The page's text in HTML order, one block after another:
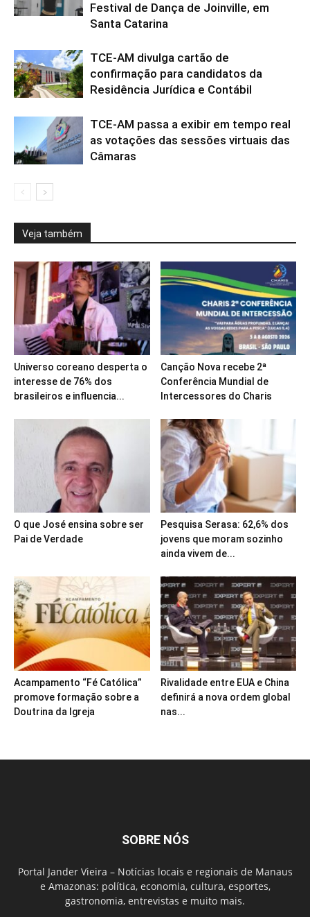
Festival de Dança de Joinville, em
Santa Catarina
TCE-AM divulga cartão de
confirmação para candidatos da
Residência Jurídica e Contábil
TCE-AM passa a exibir em tempo real
as votações das sessões virtuais das
Câmaras
Veja também
Universo coreano desperta o
interesse de 76% dos
brasileiros e influencia...
Canção Nova recebe 2ª
Conferência Mundial de
Intercessores do Charis
O que José ensina sobre ser
Pai de Verdade
Pesquisa Serasa: 62,6% dos
jovens que moram sozinho
ainda vivem de...
Acampamento “Fé Católica”
promove formação sobre a
Doutrina da Igreja
Rivalidade entre EUA e China
definirá a nova ordem global
nas...
SOBRE NÓS
Portal Jander Vieira – Notícias locais e regionais de Manaus
e Amazonas: política, economia, cultura, esportes,
gastronomia, entrevistas e muito mais.